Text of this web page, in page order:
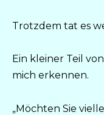
Trotzdem tat es
Ein kleiner Teil
mich erkennen.
„Möchten Sie